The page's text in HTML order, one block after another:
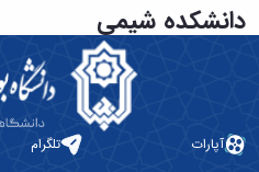
دانشکده شیمی
آپارات تلگرام